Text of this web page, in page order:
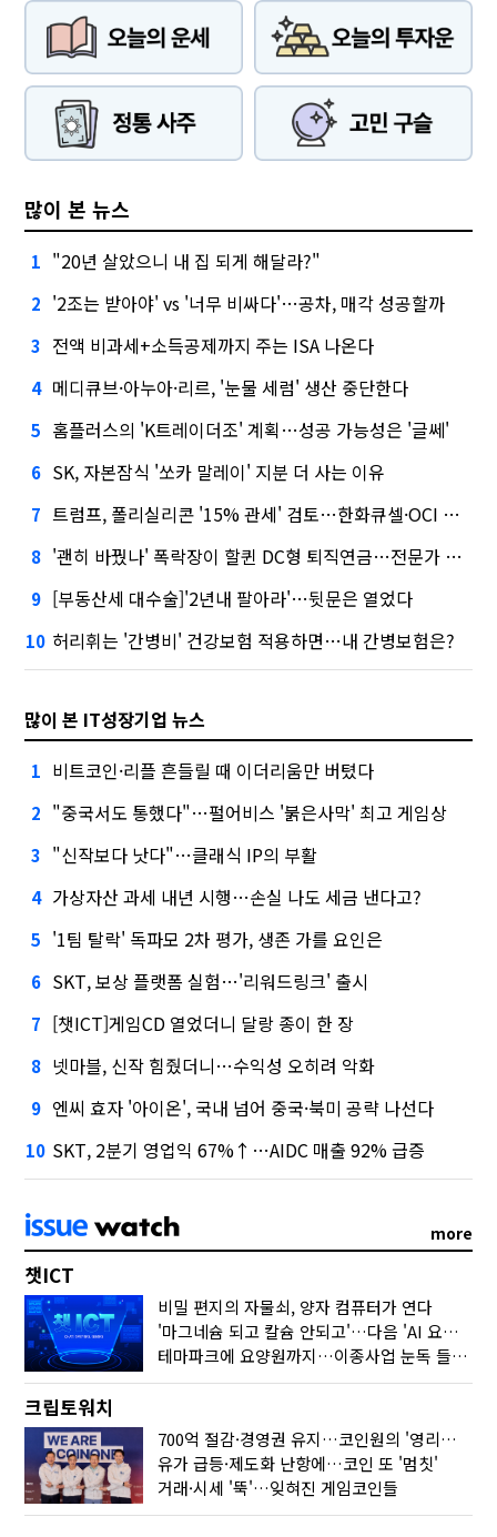
많이 본 뉴스
1 "20년 살았으니 내 집 되게 해달라?"
2 '2조는 받아야' vs '너무 비싸다'…공차, 매각 성공할까
3 전액 비과세+소득공제까지 주는 ISA 나온다
4 메디큐브·아누아·리르, '눈물 세럼' 생산 중단한다
5 홈플러스의 'K트레이더조' 계획…성공 가능성은 '글쎄'
6 SK, 자본잠식 '쏘카 말레이' 지분 더 사는 이유
7 트럼프, 폴리실리콘 '15% 관세' 검토…한화큐셀·OCI 영향은?
8 '괜히 바꿨나' 폭락장이 할퀸 DC형 퇴직연금…전문가 조언은
9 [부동산세 대수술]'2년내 팔아라'…뒷문은 열었다
10 허리휘는 '간병비' 건강보험 적용하면…내 간병보험은?
많이 본 IT성장기업 뉴스
1 비트코인·리플 흔들릴 때 이더리움만 버텼다
2 "중국서도 통했다"…펄어비스 '붉은사막' 최고 게임상
3 "신작보다 낫다"…클래식 IP의 부활
4 가상자산 과세 내년 시행…손실 나도 세금 낸다고?
5 '1팀 탈락' 독파모 2차 평가, 생존 가를 요인은
6 SKT, 보상 플랫폼 실험…'리워드링크' 출시
7 [챗ICT]게임CD 열었더니 달랑 종이 한 장
8 넷마블, 신작 힘줬더니…수익성 오히려 악화
9 엔씨 효자 '아이온', 국내 넘어 중국·북미 공략 나선다
10 SKT, 2분기 영업익 67%↑…AIDC 매출 92% 급증
more
챗ICT
비밀 편지의 자물쇠, 양자 컴퓨터가 연다
'마그네슘 되고 칼슘 안되고'…다음 'AI 요약' 갈 길은
테마파크에 요양원까지…이종사업 눈독 들이는 게임사
크립토워치
700억 절감·경영권 유지…코인원의 '영리한 딜'
유가 급등·제도화 난항에…코인 또 '멈칫'
거래·시세 '뚝'…잊혀진 게임코인들